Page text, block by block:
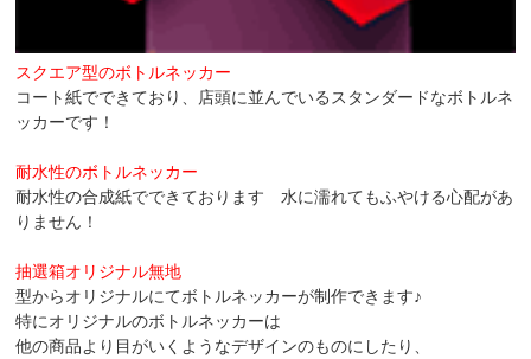
スクエア型のボトルネッカー
コート紙でできており、店頭に並んでいるスタンダードなボトルネ
ッカーです！
耐水性のボトルネッカー
耐水性の合成紙でできております 水に濡れてもふやける心配があ
りません！
抽選箱オリジナル無地
型からオリジナルにてボトルネッカーが制作できます♪
特にオリジナルのボトルネッカーは
他の商品より目がいくようなデザインのものにしたり、